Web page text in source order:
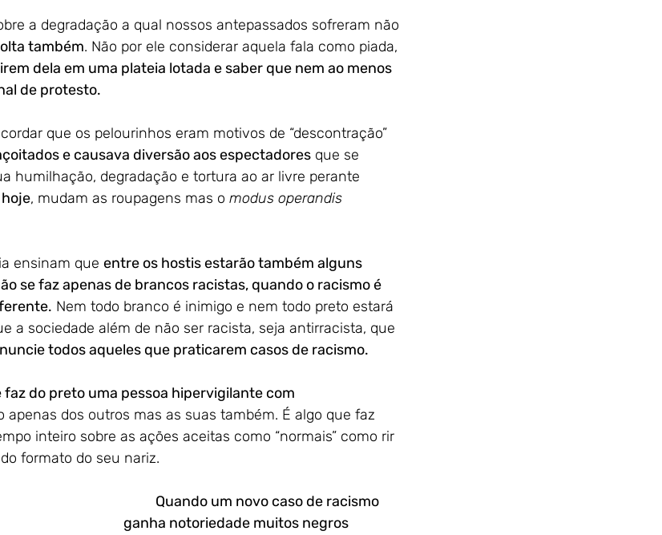
a degradação a qual nossos antepassados sofreram não
também. Não por ele considerar aquela fala como piada,
dela em uma plateia lotada e saber que nem ao menos
de protesto.
que os pelourinhos eram motivos de “descontração”
e causava diversão aos espectadores que se
humilhação, degradação e tortura ao ar livre perante
, mudam as roupagens mas o modus operandis
ensinam que
entre os hostis estarão também alguns
se faz apenas de brancos racistas, quando o racismo é
Nem todo branco é inimigo e nem todo preto estará
a sociedade além de não ser racista, seja antirracista, que
todos aqueles que praticarem casos de racismo.
faz do preto uma pessoa hipervigilante com
apenas dos outros mas as suas também. É algo que faz
inteiro sobre as ações aceitas como “normais” como rir
formato do seu nariz.
Quando um novo caso de racismo
ganha notoriedade muitos negros